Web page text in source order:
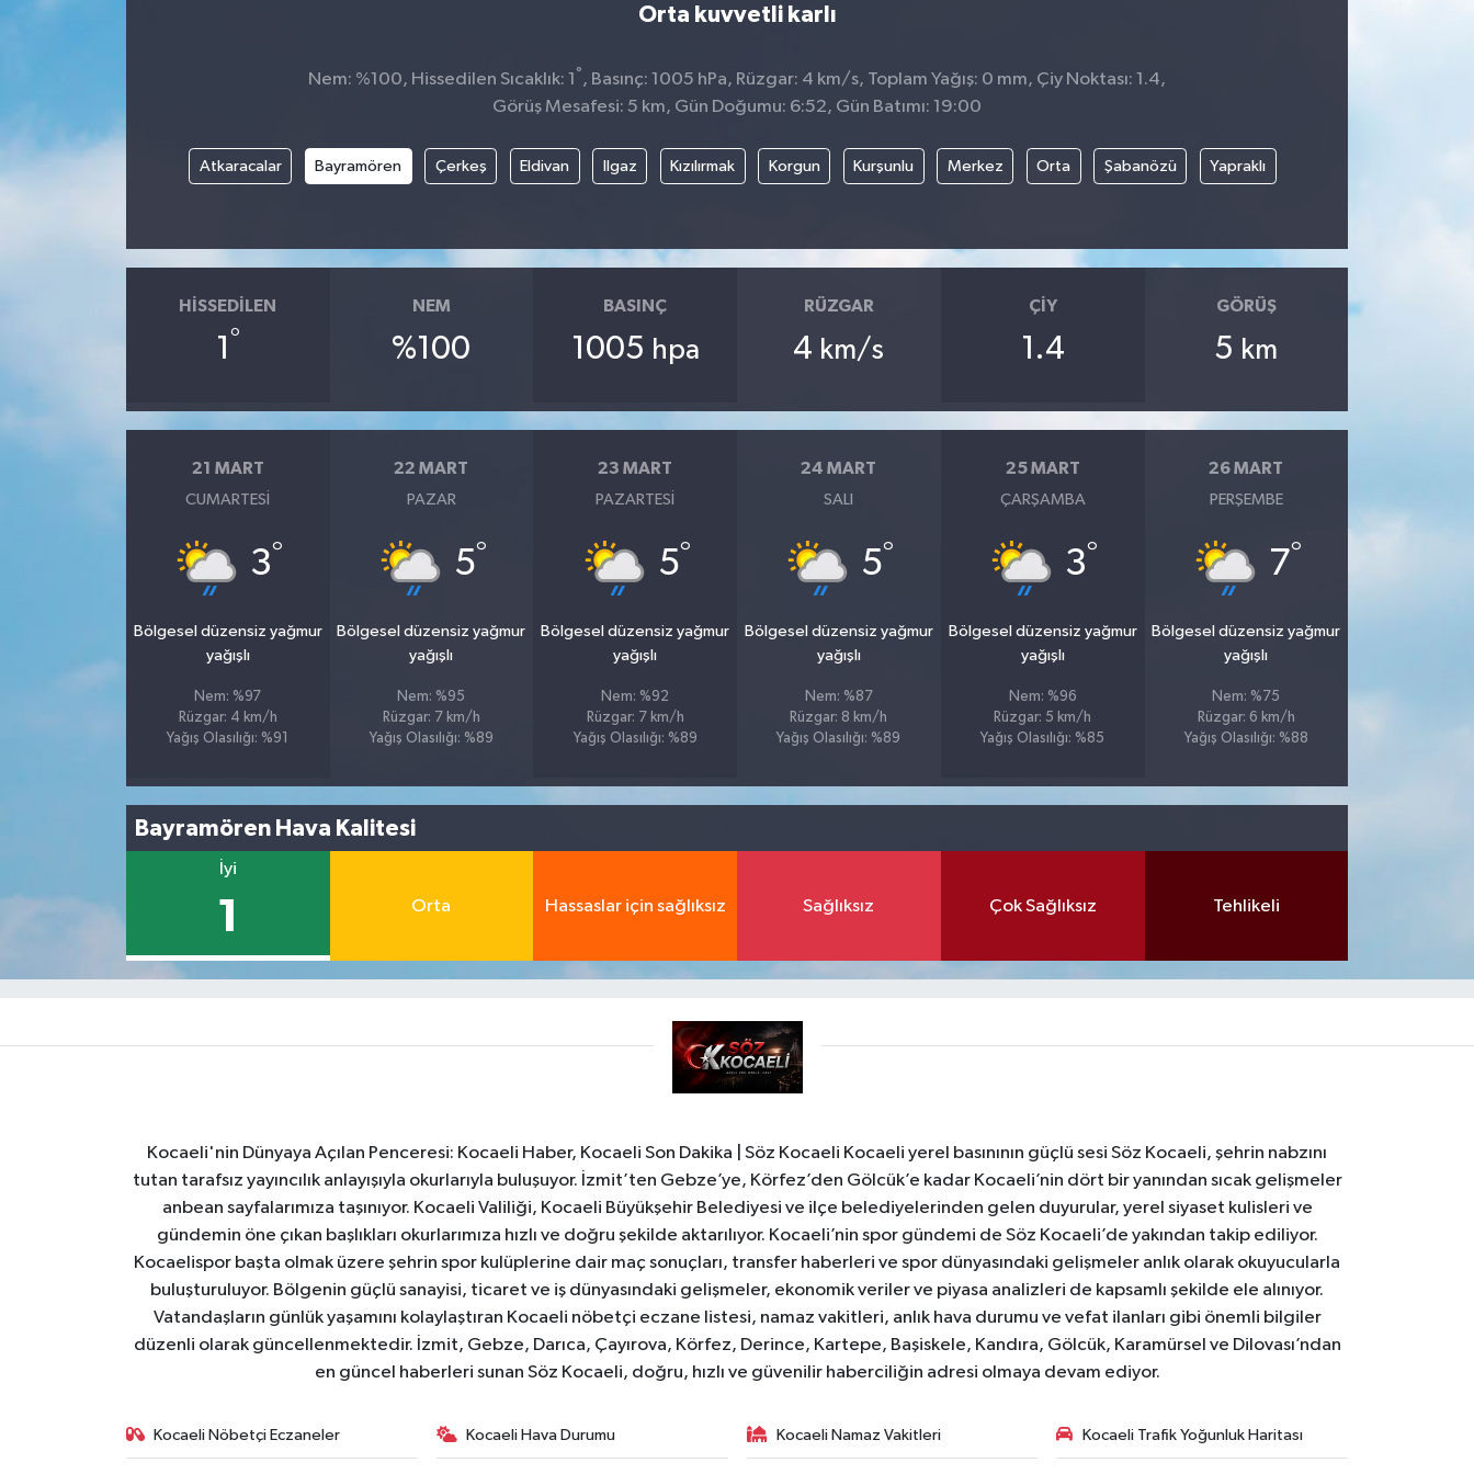
Orta kuvvetli karlı
Nem: %100, Hissedilen Sıcaklık: 1 ° , Basınç: 1005 hPa, Rüzgar: 4 km/s, Toplam Yağış: 0 mm, Çiy Noktası: 1.4,
Görüş Mesafesi: 5 km, Gün Doğumu: 6:52, Gün Batımı: 19:00
Atkaracalar Bayramören Çerkeş Eldivan Ilgaz Kızılırmak Korgun Kurşunlu Merkez Orta Şabanözü Yapraklı
HISSEDILEN
1°
NEM
%100
BASINÇ
1005 hpa
RÜZGAR
4 km/s
ÇIY
1.4
GÖRÜŞ
5 km
21 MART
CUMARTESI
3°
Bölgesel düzensiz yağmur
yağışlı
Nem: %97
Rüzgar: 4 km/h
Yağış Olasılığı: %91
22 MART
PAZAR
5°
Bölgesel düzensiz yağmur
yağışlı
Nem: %95
Rüzgar: 7 km/h
Yağış Olasılığı: %89
23 MART
PAZARTESI
5°
Bölgesel düzensiz yağmur
yağışlı
Nem: %92
Rüzgar: 7 km/h
Yağış Olasılığı: %89
24 MART
SALI
5°
Bölgesel düzensiz yağmur
yağışlı
Nem: %87
Rüzgar: 8 km/h
Yağış Olasılığı: %89
25 MART
ÇARŞAMBA
3°
Bölgesel düzensiz yağmur
yağışlı
Nem: %96
Rüzgar: 5 km/h
Yağış Olasılığı: %85
26 MART
PERŞEMBE
7°
Bölgesel düzensiz yağmur
yağışlı
Nem: %75
Rüzgar: 6 km/h
Yağış Olasılığı: %88
Bayramören Hava Kalitesi
İyi
1 Orta Hassaslar için sağlıksız Sağlıksız Çok Sağlıksız Tehlikeli
Kocaeli'nin Dünyaya Açılan Penceresi: Kocaeli Haber, Kocaeli Son Dakika | Söz Kocaeli Kocaeli yerel basınının güçlü sesi Söz Kocaeli, şehrin nabzını
tutan tarafsız yayıncılık anlayışıyla okurlarıyla buluşuyor. İzmit’ten Gebze’ye, Körfez’den Gölcük’e kadar Kocaeli’nin dört bir yanından sıcak gelişmeler
anbean sayfalarımıza taşınıyor. Kocaeli Valiliği, Kocaeli Büyükşehir Belediyesi ve ilçe belediyelerinden gelen duyurular, yerel siyaset kulisleri ve
gündemin öne çıkan başlıkları okurlarımıza hızlı ve doğru şekilde aktarılıyor. Kocaeli’nin spor gündemi de Söz Kocaeli’de yakından takip ediliyor.
Kocaelispor başta olmak üzere şehrin spor kulüplerine dair maç sonuçları, transfer haberleri ve spor dünyasındaki gelişmeler anlık olarak okuyucularla
buluşturuluyor. Bölgenin güçlü sanayisi, ticaret ve iş dünyasındaki gelişmeler, ekonomik veriler ve piyasa analizleri de kapsamlı şekilde ele alınıyor.
Vatandaşların günlük yaşamını kolaylaştıran Kocaeli nöbetçi eczane listesi, namaz vakitleri, anlık hava durumu ve vefat ilanları gibi önemli bilgiler
düzenli olarak güncellenmektedir. İzmit, Gebze, Darıca, Çayırova, Körfez, Derince, Kartepe, Başiskele, Kandıra, Gölcük, Karamürsel ve Dilovası’ndan
en güncel haberleri sunan Söz Kocaeli, doğru, hızlı ve güvenilir haberciliğin adresi olmaya devam ediyor.
Kocaeli Nöbetçi Eczaneler Kocaeli Hava Durumu Kocaeli Namaz Vakitleri Kocaeli Trafik Yoğunluk Haritası